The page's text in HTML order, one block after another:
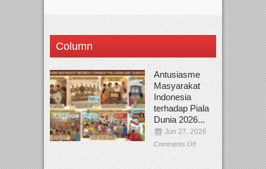
Column
Antusiasme
Masyarakat
Indonesia
terhadap Piala
Dunia 2026...
Jun 27, 2026
Comments Off